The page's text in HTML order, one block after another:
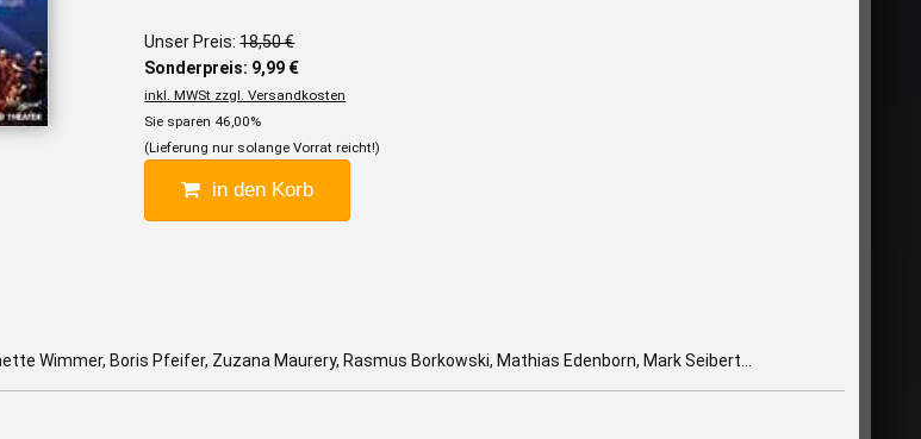
Unser Preis:18,50 €
Sonderpreis: 9,99 €
inkl. MWSt zzgl. Versandkosten
Sie sparen 46,00%
(Lieferung nur solange Vorrat reicht!)
in den Korb
Wimmer, Boris Pfeifer, Zuzana Maurery, Rasmus Borkowski, Mathias Edenborn, Mark Seibert...